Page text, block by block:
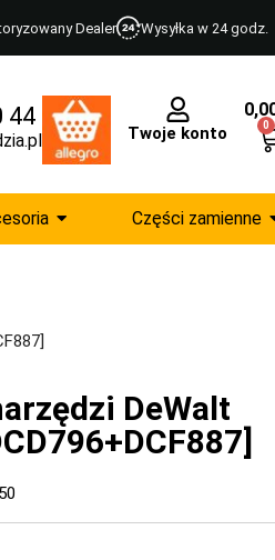
Dealer Wysyłka w 24 godz.
44
Twoje konto 0
Części zamienne
DeWalt